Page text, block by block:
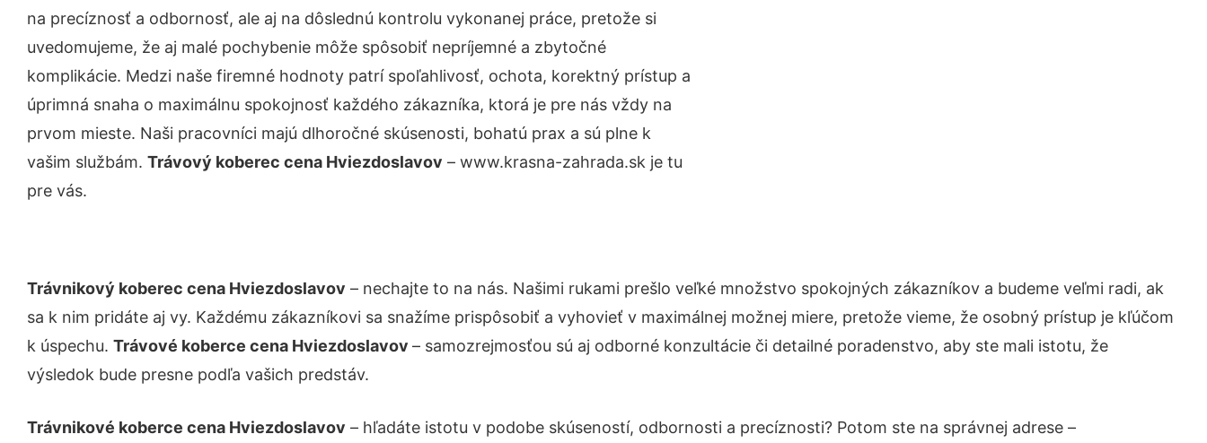
na precíznosť a odbornosť, ale aj na dôslednú kontrolu vykonanej práce, pretože si
uvedomujeme, že aj malé pochybenie môže spôsobiť nepríjemné a zbytočné
komplikácie. Medzi naše firemné hodnoty patrí spoľahlivosť, ochota, korektný prístup a
úprimná snaha o maximálnu spokojnosť každého zákazníka, ktorá je pre nás vždy na
prvom mieste. Naši pracovníci majú dlhoročné skúsenosti, bohatú prax a sú plne k
vašim službám. Trávový koberec cena Hviezdoslavov – www.krasna-zahrada.sk je tu
pre vás.
Trávnikový koberec cena Hviezdoslavov – nechajte to na nás. Našimi rukami prešlo veľké množstvo spokojných zákazníkov a budeme veľmi radi, ak
sa k nim pridáte aj vy. Každému zákazníkovi sa snažíme prispôsobiť a vyhovieť v maximálnej možnej miere, pretože vieme, že osobný prístup je kľúčom
k úspechu. Trávové koberce cena Hviezdoslavov – samozrejmosťou sú aj odborné konzultácie či detailné poradenstvo, aby ste mali istotu, že
výsledok bude presne podľa vašich predstáv.
Trávnikové koberce cena Hviezdoslavov – hľadáte istotu v podobe skúseností, odbornosti a precíznosti? Potom ste na správnej adrese –